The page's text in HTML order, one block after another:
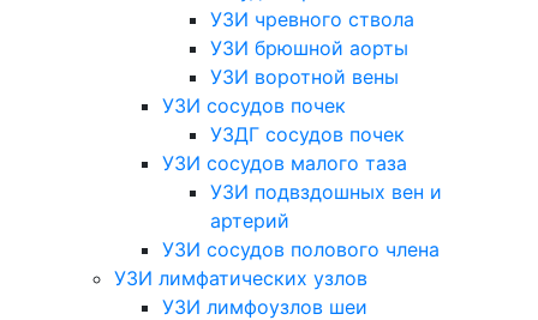
УЗИ чревного ствола
УЗИ брюшной аорты
УЗИ воротной вены
УЗИ сосудов почек
УЗДГ сосудов почек
УЗИ сосудов малого таза
УЗИ подвздошных вен и
артерий
УЗИ сосудов полового члена
УЗИ лимфатических узлов
УЗИ лимфоузлов шеи